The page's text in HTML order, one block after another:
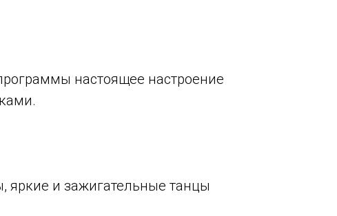
настоящее настроение
яркие и зажигательные танцы